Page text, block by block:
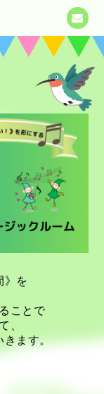
》を
ことで
、
きます。